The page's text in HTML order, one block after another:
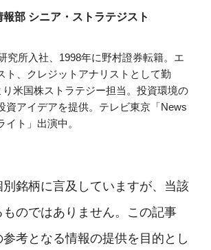
部 シニア・ストラテジスト
究所入社、1998年に野村證券転籍。エ
ト、クレジットアナリストとして勤
米国株ストラテジー担当。投資環境の
資アイデアを提供。テレビ東京「News
イト」出演中。
銘柄に言及していますが、当該
のではありません。この記事
考となる情報の提供を目的とし